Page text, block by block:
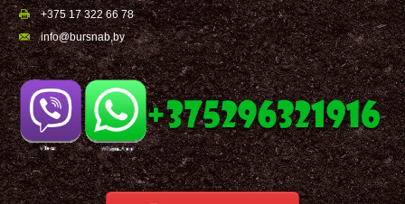
+375 17 322 66 78
info@bursnab,by